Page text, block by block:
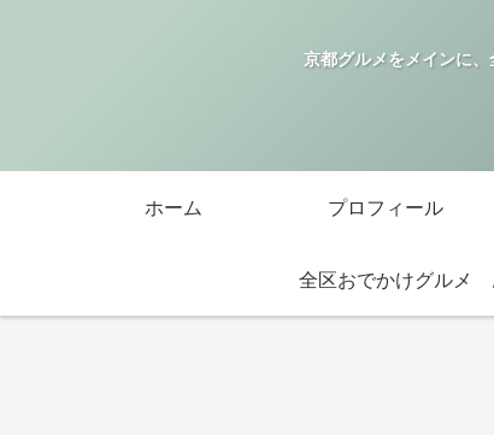
京都グルメをメインに
ホーム プロフィール
全区おでかけグルメ